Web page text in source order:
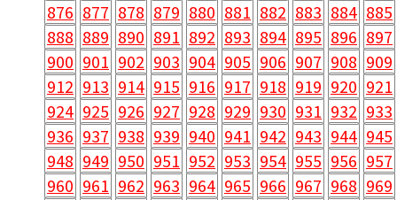
876 877 878 879 880 881 882 883 884 885
888 889 890 891 892 893 894 895 896 897
900 901 902 903 904 905 906 907 908 909
912 913 914 915 916 917 918 919 920 921
924 925 926 927 928 929 930 931 932 933
936 937 938 939 940 941 942 943 944 945
948 949 950 951 952 953 954 955 956 957
960 961 962 963 964 965 966 967 968 969